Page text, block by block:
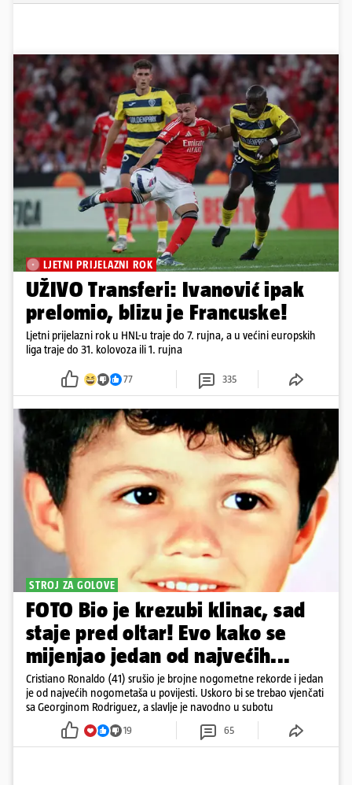
LJETNI PRIJELAZNI ROK
UŽIVO Transferi: Ivanović ipak
prelomio, blizu je Francuske!
Ljetni prijelazni rok u HNL-u traje do 7. rujna, a u većini europskih
liga traje do 31. kolovoza ili 1. rujna
77 335
STROJ ZA GOLOVE
FOTO Bio je krezubi klinac, sad
staje pred oltar! Evo kako se
mijenjao jedan od najvećih...
Cristiano Ronaldo (41) srušio je brojne nogometne rekorde i jedan
je od najvećih nogometaša u povijesti. Uskoro bi se trebao vjenčati
sa Georginom Rodriguez, a slavlje je navodno u subotu
19 65